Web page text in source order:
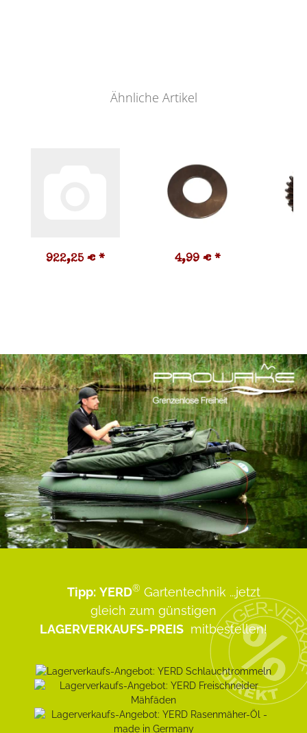
Ähnliche Artikel
922,25 € * 4,99 € *
Tipp: YERD® Gartentechnik ...jetzt
gleich zum günstigen
LAGERVERKAUFS-PREIS mitbestellen!